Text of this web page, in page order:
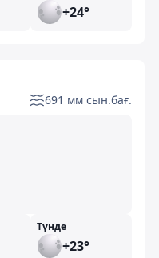
+24°
691 мм сын.бағ.
Түнде
+23°